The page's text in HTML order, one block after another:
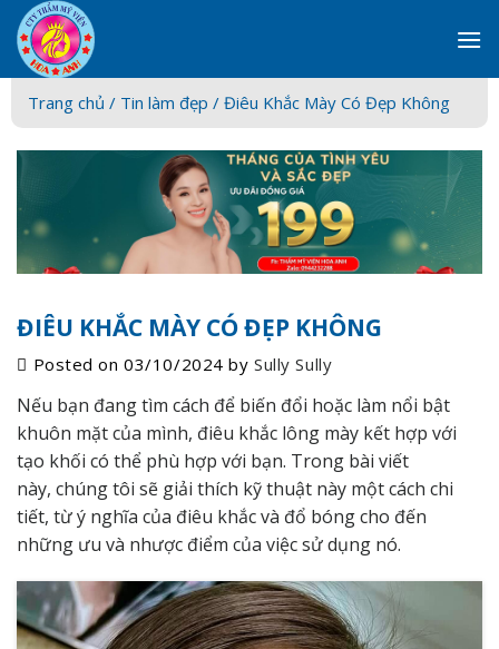
Skip
to
content
Trang chủ / Tin làm đẹp / Điêu Khắc Mày Có Đẹp Không
ĐIÊU KHẮC MÀY CÓ ĐẸP KHÔNG
Posted on03/10/2024 bySully Sully
Nếu bạn đang tìm cách để biến đổi hoặc làm nổi bật
khuôn mặt của mình, điêu khắc lông mày kết hợp với
tạo khối có thể phù hợp với bạn. Trong bài viết
này, chúng tôi sẽ giải thích kỹ thuật này một cách chi
tiết, từ ý nghĩa của điêu khắc và đổ bóng cho đến
những ưu và nhược điểm của việc sử dụng nó.